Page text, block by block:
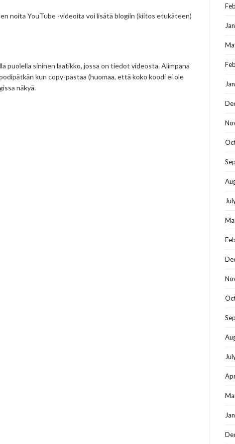
noita YouTube -videoita voi lisätä blogiin (kiitos etukäteen)
puolella sininen laatikko, jossa on tiedot videosta. Alimpana
kun copy-pastaa (huomaa, että koko koodi ei ole
näkyä.